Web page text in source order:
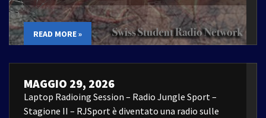
READ MORE »
MAGGIO 29, 2026
Laptop Radioing Session – Radio Jungle Sport –
Stagione II – RJSport è diventato una radio sulle